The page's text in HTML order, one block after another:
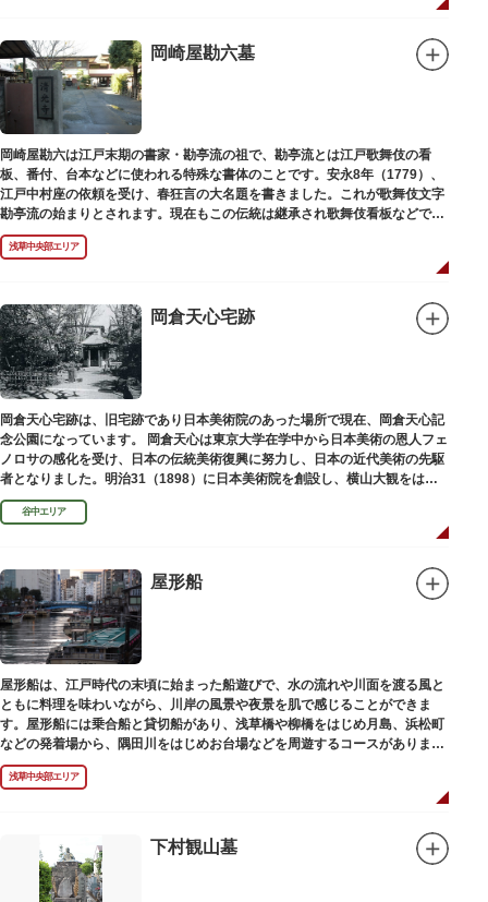
岡崎屋勘六墓
岡崎屋勘六は江戸末期の書家・勘亭流の祖で、勘亭流とは江戸歌舞伎の看
板、番付、台本などに使われる特殊な書体のことです。安永8年（1779）、
江戸中村座の依頼を受け、春狂言の大名題を書きました。これが歌舞伎文字
勘亭流の始まりとされます。現在もこの伝統は継承され歌舞伎看板などで使
われています。 お墓は清光寺（せいこうじ）境内にあります。
浅草中央部エリア
岡倉天心宅跡
岡倉天心宅跡は、旧宅跡であり日本美術院のあった場所で現在、岡倉天心記
念公園になっています。 岡倉天心は東京大学在学中から日本美術の恩人フェ
ノロサの感化を受け、日本の伝統美術復興に努力し、日本の近代美術の先駆
者となりました。明治31（1898）に日本美術院を創設し、横山大観をはじ
め優れた画家を世に送り出しました。
谷中エリア
屋形船
屋形船は、江戸時代の末頃に始まった船遊びで、水の流れや川面を渡る風と
ともに料理を味わいながら、川岸の風景や夜景を肌で感じることができま
す。屋形船には乗合船と貸切船があり、浅草橋や柳橋をはじめ月島、浜松町
などの発着場から、隅田川をはじめお台場などを周遊するコースがありま
す。
浅草中央部エリア
下村観山墓